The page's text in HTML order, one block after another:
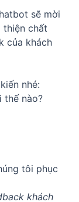
sẽ mời
thiện chất
của khách
nhé:
thế nào?
tôi phục
khách